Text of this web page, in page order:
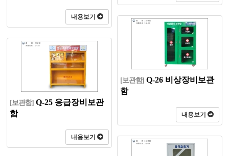
내용보기
[보관함] Q-26 비상장비보관
함
내용보기
[보관함] Q-25 응급장비보관
함
내용보기